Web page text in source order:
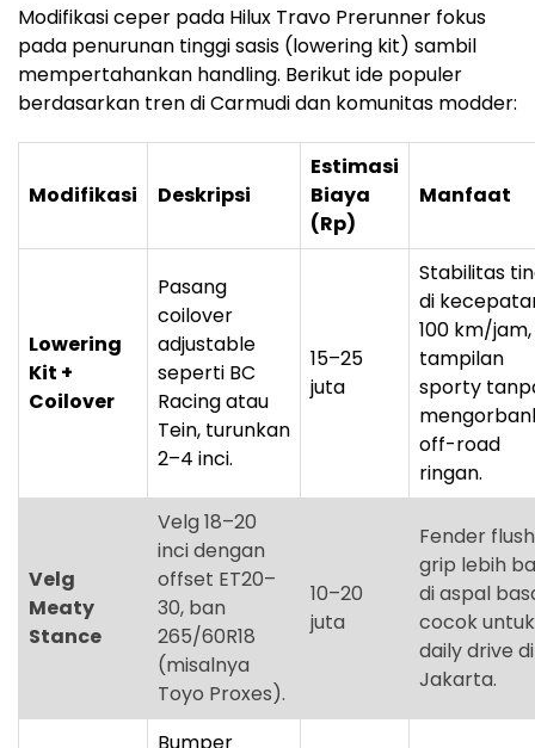
Modifikasi ceper pada Hilux Travo Prerunner fokus
pada penurunan tinggi sasis (lowering kit) sambil
mempertahankan handling. Berikut ide populer
berdasarkan tren di Carmudi dan komunitas modder:
Modifikasi Deskripsi
Estimasi
Biaya
(Rp)
Manfaat
Lowering
Kit +
Coilover
Pasang
coilover
adjustable
seperti BC
Racing atau
Tein, turunkan
2–4 inci.
15–25
juta
Stabilitas
di
100 km/jam,
tampilan
sporty
off-road
ringan.
Velg
Meaty
Stance
Velg 18–20
inci dengan
offset ET20–
30, ban
265/60R18
(misalnya
Toyo Proxes).
10–20
juta
Fender
grip lebih
di aspal
cocok untuk
daily drive di
Jakarta.